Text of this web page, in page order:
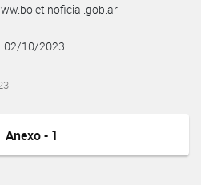
02/10/2023
- 1